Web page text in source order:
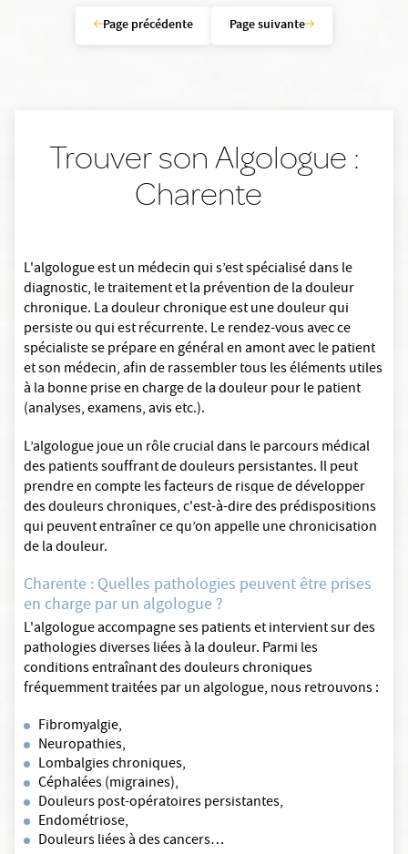
Page précédente Page suivante
Trouver son Algologue :
Charente
L'algologue est un médecin qui s’est spécialisé dans le
diagnostic, le traitement et la prévention de la douleur
chronique. La douleur chronique est une douleur qui
persiste ou qui est récurrente. Le rendez-vous avec ce
spécialiste se prépare en général en amont avec le patient
et son médecin, afin de rassembler tous les éléments utiles
à la bonne prise en charge de la douleur pour le patient
(analyses, examens, avis etc.).
L’algologue joue un rôle crucial dans le parcours médical
des patients souffrant de douleurs persistantes. Il peut
prendre en compte les facteurs de risque de développer
des douleurs chroniques, c'est-à-dire des prédispositions
qui peuvent entraîner ce qu’on appelle une chronicisation
de la douleur.
Charente : Quelles pathologies peuvent être prises
en charge par un algologue ?
L'algologue accompagne ses patients et intervient sur des
pathologies diverses liées à la douleur. Parmi les
conditions entraînant des douleurs chroniques
fréquemment traitées par un algologue, nous retrouvons :
Fibromyalgie,
Neuropathies,
Lombalgies chroniques,
Céphalées (migraines),
Douleurs post-opératoires persistantes,
Endométriose,
Douleurs liées à des cancers…